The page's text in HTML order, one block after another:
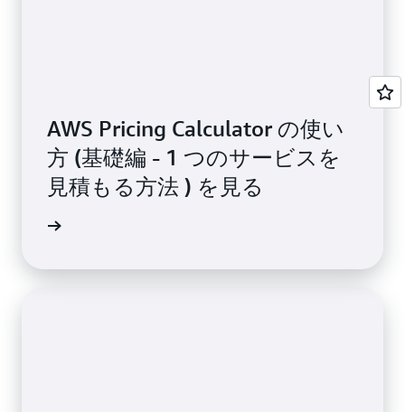
AWS Pricing Calculator の使い
方 (基礎編 - 1 つのサービスを
見積もる方法 ) を見る